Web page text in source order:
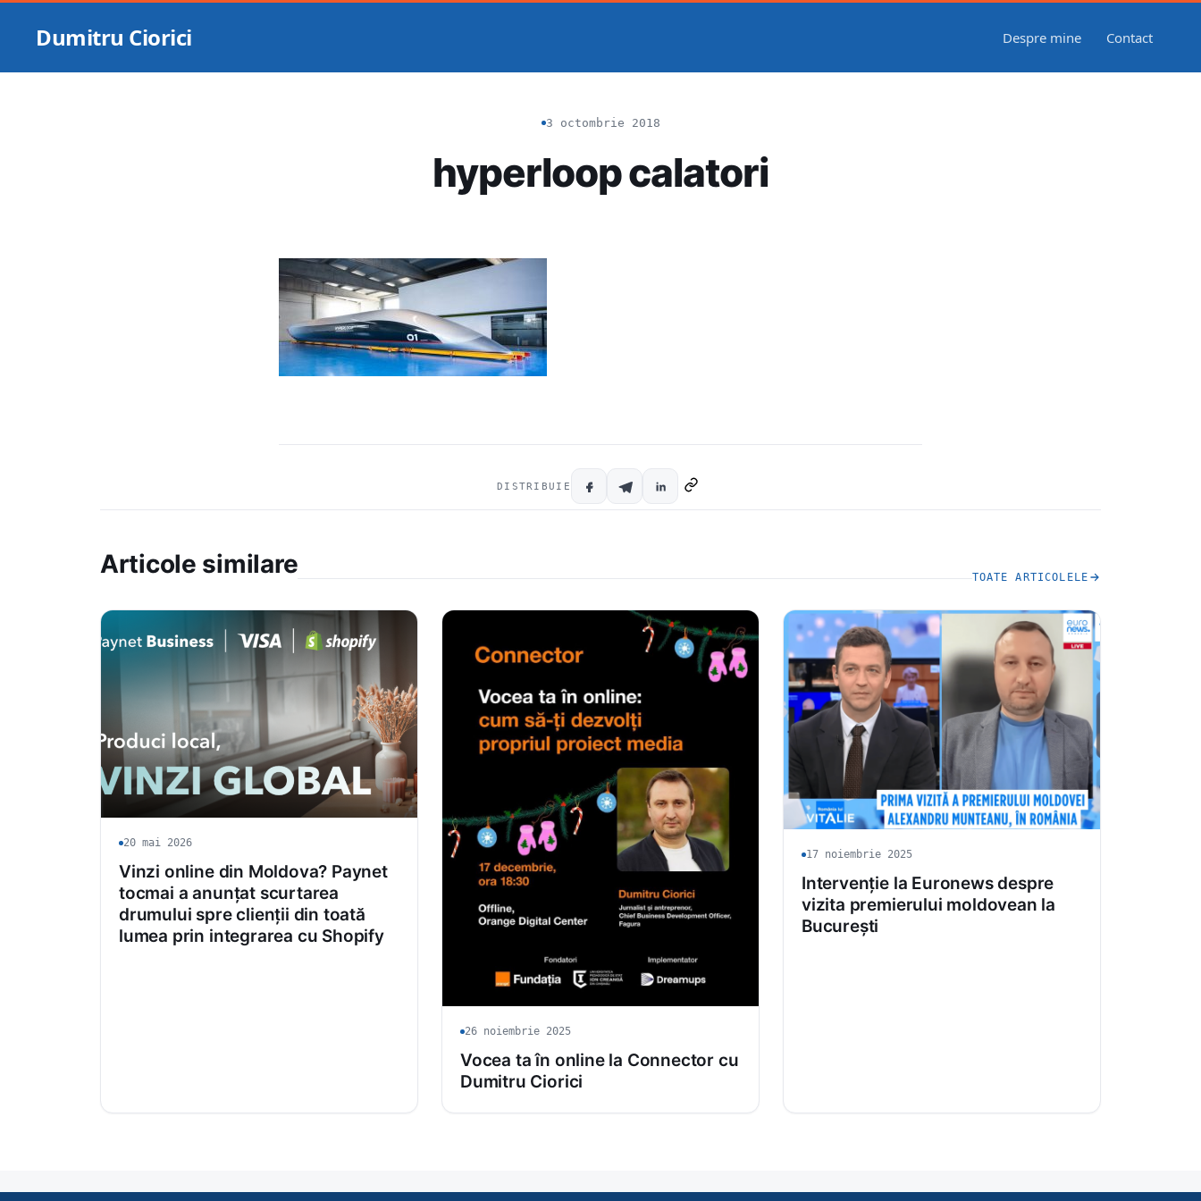
Dumitru Ciorici Despre mine Contact
3 octombrie 2018
hyperloop calatori
DISTRIBUIE
Articole similare TOATE ARTICOLELE
20 mai 2026
Vinzi online din Moldova? Paynet
tocmai a anunțat scurtarea
drumului spre clienții din toată
lumea prin integrarea cu Shopify
26 noiembrie 2025
Vocea ta în online la Connector cu
Dumitru Ciorici
17 noiembrie 2025
Intervenție la Euronews despre
vizita premierului moldovean la
București